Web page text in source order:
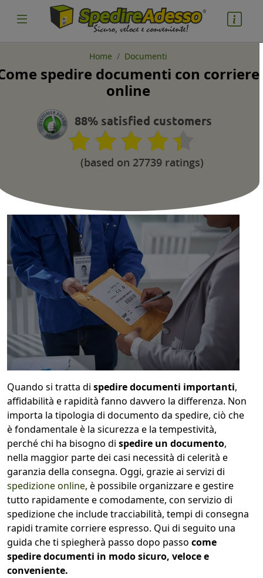
cosa spedire
Nazione partenza
quantità
1
COLLO 1
kg
cm cm
calcola
Home Documenti
spedire documenti con corriere
online
88% satisfied customers
(based on 27739 ratings)
Quando si tratta di spedire documenti importanti,
affidabilità e rapidità fanno davvero la differenza. Non
importa la tipologia di documento da spedire, ciò che
è fondamentale è la sicurezza e la tempestività,
perché chi ha bisogno di spedire un documento,
nella maggior parte dei casi necessità di celerità e
garanzia della consegna. Oggi, grazie ai servizi di
spedizione online, è possibile organizzare e gestire
tutto rapidamente e comodamente, con servizio di
spedizione che include tracciabilità, tempi di consegna
rapidi tramite corriere espresso. Qui di seguito una
guida che ti spiegherà passo dopo passo come
spedire documenti in modo sicuro, veloce e
conveniente.